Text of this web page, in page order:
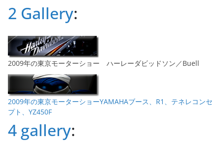
2 Gallery:
2009年の東京モーターショー ハーレーダビッドソン／Buell
2009年の東京モーターショーYAMAHAブース、R1、テネレコンセ
プト、YZ450F
4 gallery: